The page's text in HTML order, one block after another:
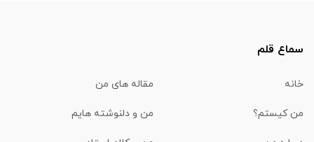
سماع قلم
خانه مقاله های من
من کیستم؟ من و دلنوشته هایم